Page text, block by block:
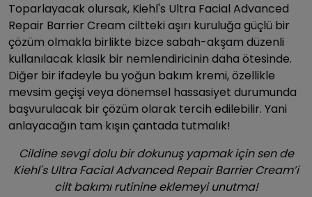
Toparlayacak olursak, Kiehl's Ultra Facial Advanced
Repair Barrier Cream ciltteki aşırı kuruluğa güçlü bir
çözüm olmakla birlikte bizce sabah-akşam düzenli
kullanılacak klasik bir nemlendiricinin daha ötesinde.
Diğer bir ifadeyle bu yoğun bakım kremi, özellikle
mevsim geçişi veya dönemsel hassasiyet durumunda
başvurulacak bir çözüm olarak tercih edilebilir. Yani
anlayacağın tam kışın çantada tutmalık!
Cildine sevgi dolu bir dokunuş yapmak için sen de
Kiehl's Ultra Facial Advanced Repair Barrier Cream’i
cilt bakımı rutinine eklemeyi unutma!